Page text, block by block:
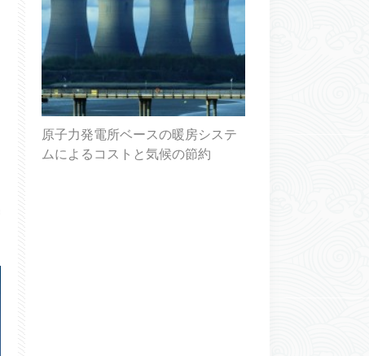
原子力発電所ベースの暖房システ
ムによるコストと気候の節約